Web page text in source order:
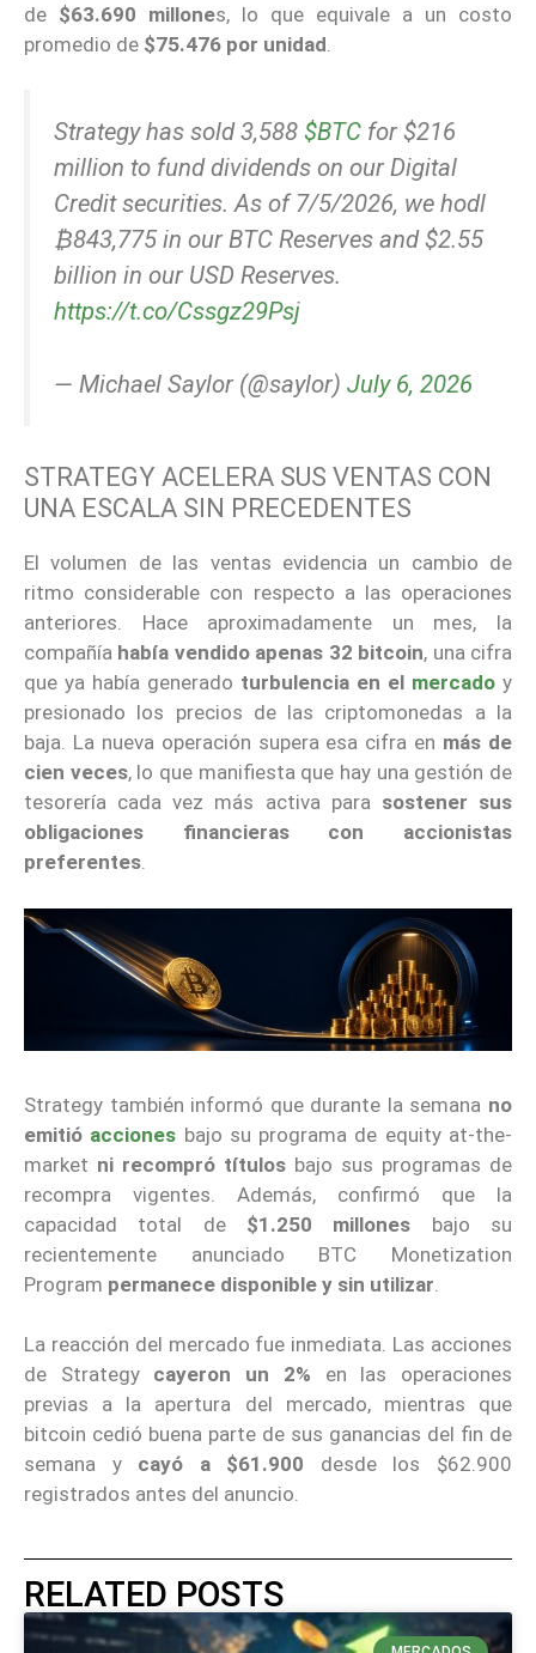
de $63.690 millones, lo que equivale a un costo
promedio de $75.476 por unidad
Strategy has sold 3,588 $BTC for $216
million to fund dividends on our Digital
Credit securities. As of 7/5/2026, we hodl
₿843,775 in our BTC Reserves and $2.55
billion in our USD Reserves.
https://t.co/Cssgz29Psj
— Michael Saylor (@saylor) July 6, 2026
STRATEGY ACELERA SUS VENTAS CON
UNA ESCALA SIN PRECEDENTES
El volumen de las ventas evidencia un cambio de
ritmo considerable con respecto a las operaciones
anteriores. Hace aproximadamente un mes, la
compañía había vendido apenas 32 bitcoin, una cifra
que ya había generado turbulencia en el mercado y
presionado los precios de las criptomonedas a la
baja. La nueva operación supera esa cifra en más de
cien veces, lo que manifiesta que hay una gestión de
tesorería cada vez más activa para sostener sus
obligaciones financieras con accionistas
preferentes.
Strategy también informó que durante la semana no
emitió acciones bajo su programa de equity at-the-
market ni recompró títulos bajo sus programas de
recompra vigentes. Además, confirmó que la
capacidad total de $1.250 millones bajo su
recientemente anunciado BTC Monetization
Program permanece disponible y sin utilizar
La reacción del mercado fue inmediata. Las acciones
de Strategy cayeron un 2% en las operaciones
previas a la apertura del mercado, mientras que
bitcoin cedió buena parte de sus ganancias del fin de
semana y cayó a $61.900 desde los $62.900
registrados antes del anuncio.
RELATED POSTS